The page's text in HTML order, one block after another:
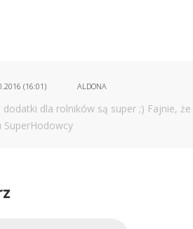
(16:01) ALDONA
dodatki dla rolników są super ;) Fajnie,
SuperHodowcy